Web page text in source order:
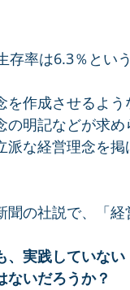
率は6.3％とい
作成させるよ
明記などが求め
な経営理念を
の社説で、「
実践していな
ないだろうか？